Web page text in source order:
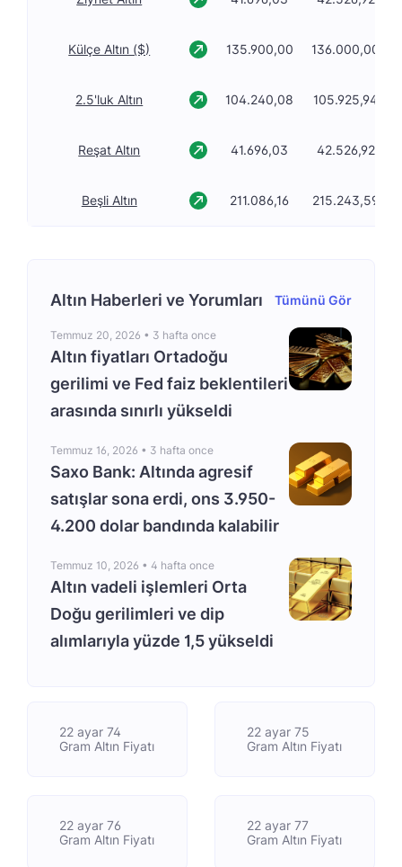
Külçe Altın ($) 135.900,00 136.000,00
2.5'luk Altın 104.240,08 105.925,94
Reşat Altın 41.696,03 42.526,92
Beşli Altın 211.086,16 215.243,59
Altın Haberleri ve Yorumları Tümünü Gör
Temmuz 20, 2026 • 3 hafta once
Altın fiyatları Ortadoğu
gerilimi ve Fed faiz beklentileri
arasında sınırlı yükseldi
Temmuz 16, 2026 • 3 hafta once
Saxo Bank: Altında agresif
satışlar sona erdi, ons 3.950-
4.200 dolar bandında kalabilir
Temmuz 10, 2026 • 4 hafta once
Altın vadeli işlemleri Orta
Doğu gerilimleri ve dip
alımlarıyla yüzde 1,5 yükseldi
22 ayar 74
Gram Altın Fiyatı
22 ayar 75
Gram Altın Fiyatı
22 ayar 76
Gram Altın Fiyatı
22 ayar 77
Gram Altın Fiyatı